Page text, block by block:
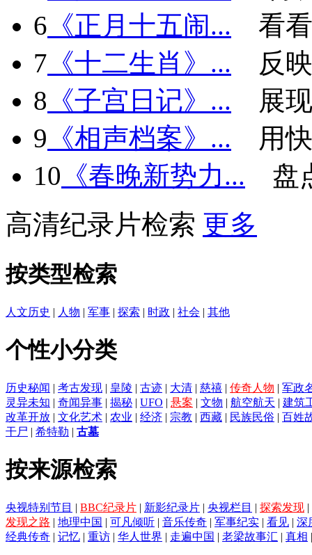
6 《正月十五闹...
看
7 《十二生肖》...
反
8 《子宫日记》...
展
9 《相声档案》...
用
10 《春晚新势力...
盘
高清纪录片检索 更多
按类型检索
人文历史 | 人物 | 军事 | 探索 | 时政 | 社会 | 其他
个性小分类
历史秘闻 | 考古发现 | 皇陵 | 古迹 | 大清 | 慈禧 | 传奇人物 | 军政
灵异未知 | 奇闻异事 | 揭秘 | UFO | 悬案 | 文物 | 航空航天 | 建筑
改革开放 | 文化艺术 | 农业 | 经济 | 宗教 | 西藏 | 民族民俗 | 百姓
干尸 | 希特勒 | 古墓
按来源检索
央视特别节目 | BBC纪录片 | 新影纪录片 | 央视栏目 | 探索发现 |
发现之路 | 地理中国 | 可凡倾听 | 音乐传奇 | 军事纪实 | 看见 | 深
经典传奇 | 记忆 | 重访 | 华人世界 | 走遍中国 | 老梁故事汇 | 真相